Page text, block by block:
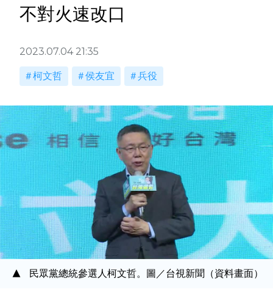
不對火速改口
2023.07.04 21:35
柯文哲 侯友宜 兵役
民眾黨總統參選人柯文哲。圖／台視新聞（資料畫面）